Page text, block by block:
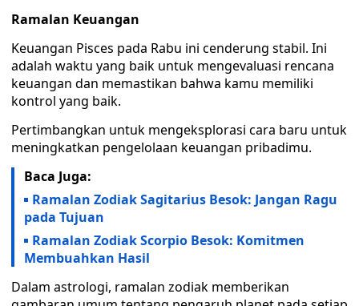
Ramalan Keuangan
Keuangan Pisces pada Rabu ini cenderung stabil. Ini
adalah waktu yang baik untuk mengevaluasi rencana
keuangan dan memastikan bahwa kamu memiliki
kontrol yang baik.
Pertimbangkan untuk mengeksplorasi cara baru untuk
meningkatkan pengelolaan keuangan pribadimu.
Baca Juga:
Ramalan Zodiak Sagitarius Besok: Jangan Ragu
pada Tujuan
Ramalan Zodiak Scorpio Besok: Komitmen
Membuahkan Hasil
Dalam astrologi, ramalan zodiak memberikan